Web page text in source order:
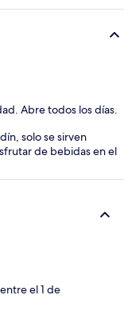
Abre todos los días.
solo se sirven
de bebidas en el
el 1 de